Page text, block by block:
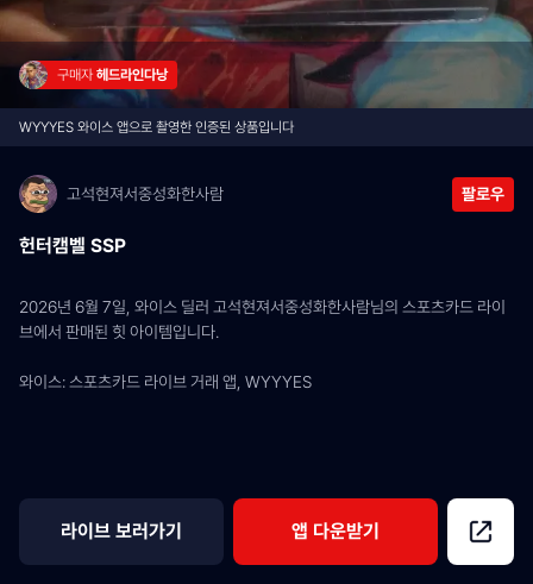
구매자 헤드라인다낭
WYYYES 와이스 앱으로 촬영한 인증된 상품입니다
고석현져서중성화한사람 팔로우
헌터캠벨 SSP
2026년 6월 7일, 와이스 딜러 고석현져서중성화한사람님의 스포츠카드 라이
브에서 판매된 힛 아이템입니다.
와이스: 스포츠카드 라이브 거래 앱, WYYYES
라이브 보러가기 앱 다운받기